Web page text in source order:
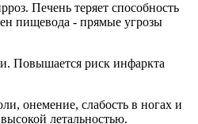
Печень теряет способность
пищевода - прямые угрозы
Повышается риск инфаркта
онемение, слабость в ногах и
летальностью.